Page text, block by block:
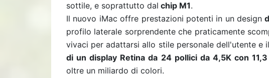
sottile, e soprattutto dal chip M1.
Il nuovo iMac offre prestazioni potenti in un design
profilo laterale sorprendente che praticamente
vivaci per adattarsi allo stile personale dell'utente e
di un display Retina da 24 pollici da 4,5K con
oltre un miliardo di colori.